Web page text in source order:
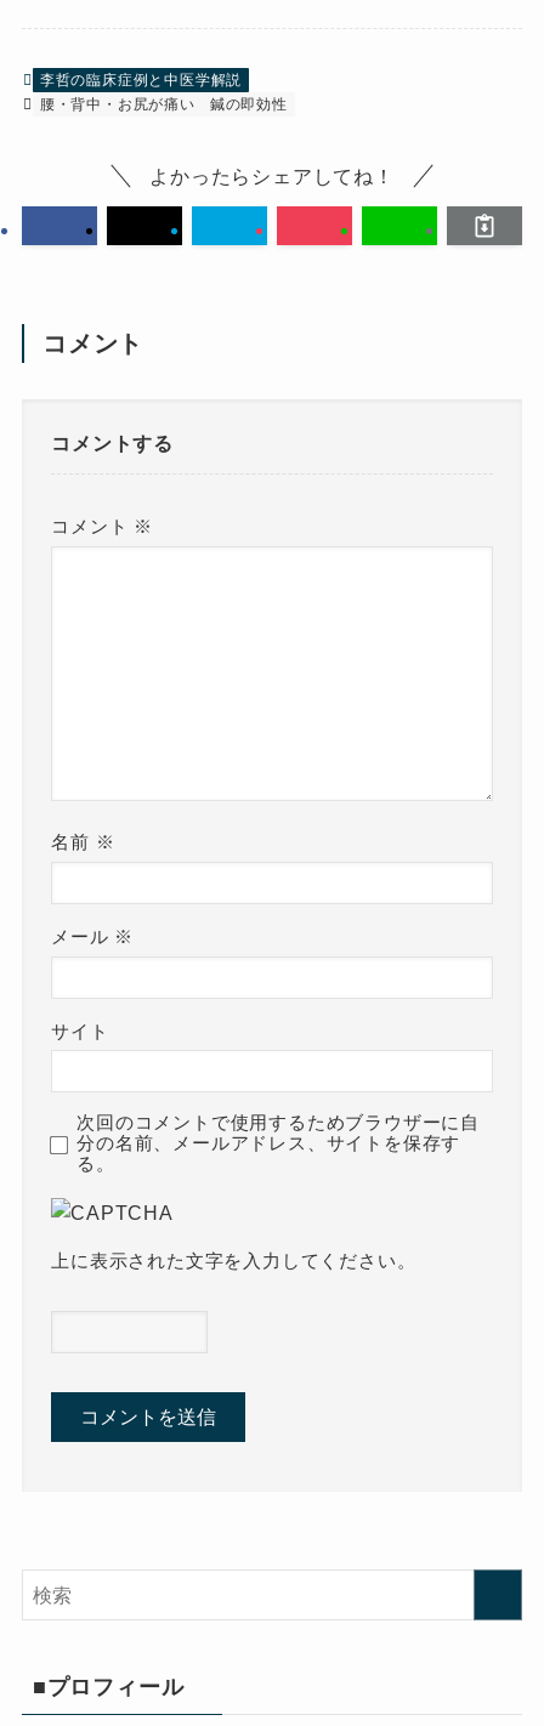
李哲の臨床症例と中医学解説
腰・背中・お尻が痛い
鍼の即効性
よかったらシェアしてね！
コメント
コメントする
コメント ※
名前 ※
メール ※
サイト
次回のコメントで使用するためブラウザーに自
分の名前、メールアドレス、サイトを保存す
る。
上に表示された文字を入力してください。
■プロフィール